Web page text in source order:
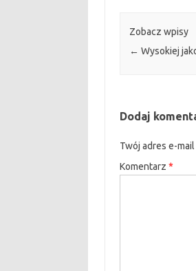
Zobacz wpisy
← Wysokiej
Dodaj
Twój adres e-
Komentarz *